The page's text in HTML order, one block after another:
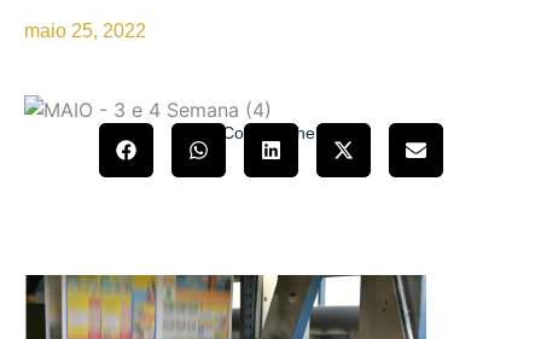
maio 25, 2022
Compartilhe!